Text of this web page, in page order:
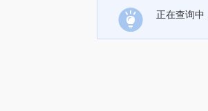
正在查询中